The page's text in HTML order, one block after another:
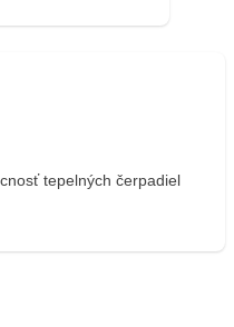
tepelných čerpadiel